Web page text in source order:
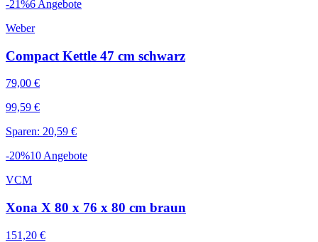
-21 %6 Angebote
Weber
Compact Kettle 47 cm schwarz
79,00 €
99,59 €
Sparen: 20,59 €
-20%10 Angebote
VCM
Xona X 80 x 76 x 80 cm braun
151,20 €